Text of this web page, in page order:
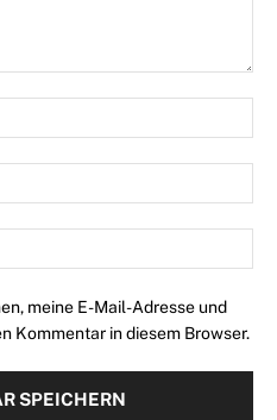
meine E-Mail-Adresse und
Kommentar in diesem Browser.